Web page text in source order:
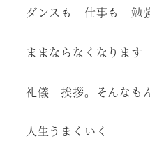
ダンスも 仕事も 勉
ままならなくなります
礼儀 挨拶。そんなも
人生うまくいく